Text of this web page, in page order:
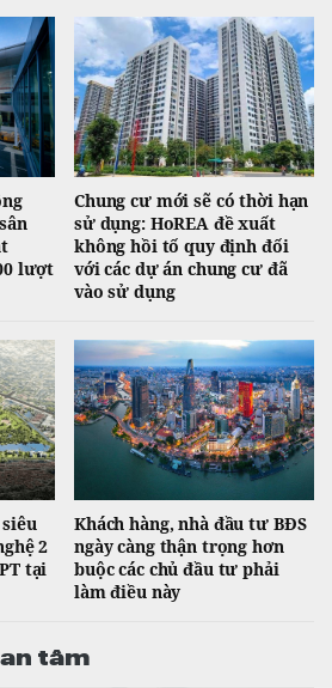
lượt
Chung cư mới sẽ có thời hạn
sử dụng: HoREA đề xuất
không hồi tố quy định đối
với các dự án chung cư đã
vào sử dụng
2
tại
Khách hàng, nhà đầu tư BĐS
ngày càng thận trọng hơn
buộc các chủ đầu tư phải
làm điều này
tâm